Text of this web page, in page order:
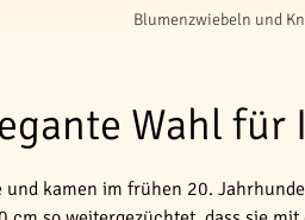
Blumenzwiebeln und
Wahl für
kamen im frühen 20.